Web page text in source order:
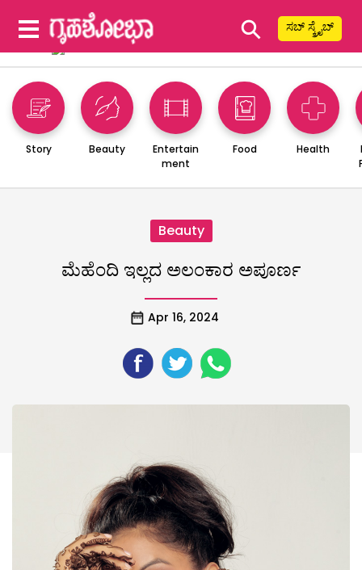
⚲ ಸಬ್ ಸ್ಕ್ರೈಬ್
Story Beauty
Entertain
ment
Food Health
Beauty
ಮೆಹೆಂದಿ ಇಲ್ಲದ ಅಲಂಕಾರ ಅಪೂರ್ಣ
Apr 16, 2024